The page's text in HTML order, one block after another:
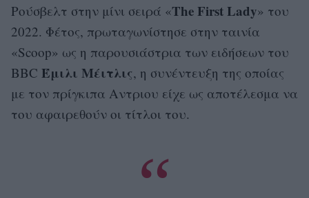
Ρούσβελτ στην μίνι σειρά «The First Lady» του
2022. Φέτος, πρωταγωνίστησε στην ταινία
«Scoop» ως η παρουσιάστρια των ειδήσεων του
BBC Έμιλι Μέιτλις, η συνέντευξη της οποίας
με τον πρίγκιπα Αντριου είχε ως αποτέλεσμα να
του αφαιρεθούν οι τίτλοι του.